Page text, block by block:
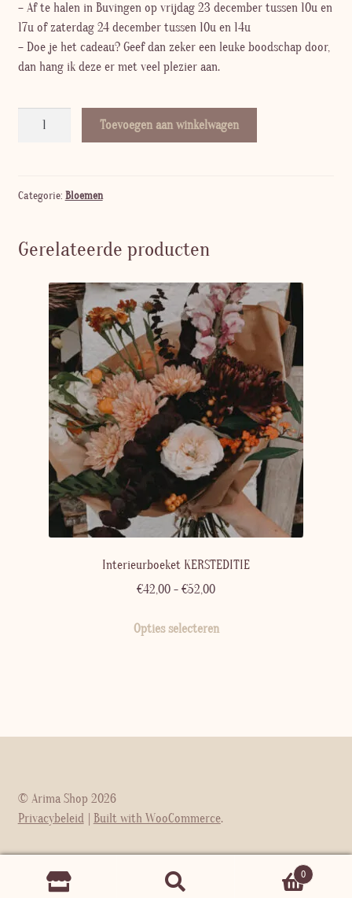
– Af te halen in Buvingen op vrijdag 23 december tussen 10u en
17u of zaterdag 24 december tussen 10u en 14u
– Doe je het cadeau? Geef dan zeker een leuke boodschap door,
dan hang ik deze er met veel plezier aan.
Tafelbloemstuk
Toevoegen aan winkelwagen
Categorie: Bloemen
Gerelateerde producten
Interieurboeket KERSTEDITIE
€42,00 - €52,00Prijsklasse:
tot
Opties selecteren
optie
productpagina
© Arima Shop 2026
Privacybeleid
Built with WooCommerce.
0